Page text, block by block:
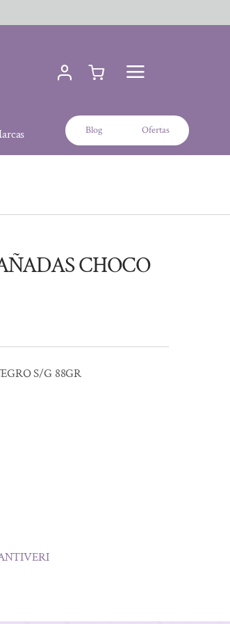
Blog Ofertas
CHOCO
S/G 88GR